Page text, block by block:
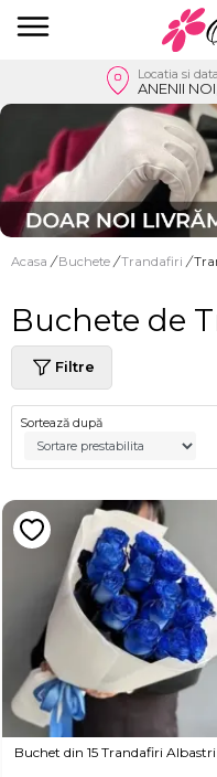
Locatia si
ANENII
Acasa / Buchete / Trandafiri /
Buchete de
Filtre
Sortează după
Buchet din 15 Trandafiri Albastri